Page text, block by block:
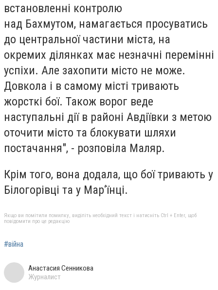
встановленні контролю
над Бахмутом, намагається просуватись
до центральної частини міста, на
окремих ділянках має незначні перемінні
успіхи. Але захопити місто не може.
Довкола і в самому місті тривають
жорсткі бої. Також ворог веде
наступальні дії в районі Авдіївки з метою
оточити місто та блокувати шляхи
постачання", - розповіла Маляр.
Крім того, вона додала, що бої тривають у
Білогорівці та у Мар‘їнці.
Якщо ви помітили помилку, виділіть необхідний текст і натисніть Ctrl + Enter, щоб
повідомити про це редакцію
#війна
Анастасия Сенникова
Журналист